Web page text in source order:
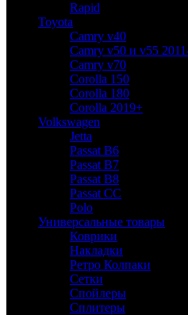
Rapid
Toyota
Camry v40
Camry v50 и v55
Camry v70
Corolla 150
Corolla 180
Corolla 2019+
Volkswagen
Jetta
Passat B6
Passat B7
Passat B8
Passat CC
Polo
Универсальные товары
Коврики
Накладки
Ретро Колпаки
Сетки
Спойлеры
Сплитеры